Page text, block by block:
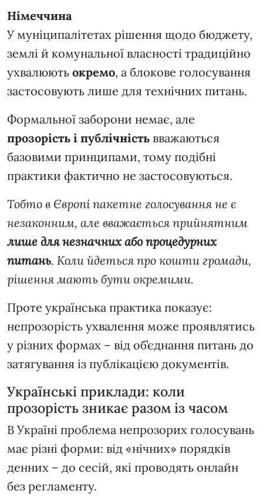
Німеччина
У муніципалітетах рішення щодо бюджету,
землі й комунальної власності традиційно
ухвалюють окремо, а блокове голосування
застосовують лише для технічних питань.
Формальної заборони немає, але
прозорість і публічність вважаються
базовими принципами, тому подібні
практики фактично не застосовуються.
Тобто в Європі пакетне голосування не є
незаконним, але вважається прийнятним
лише для незначних або процедурних
питань. Коли йдеться про кошти громади,
рішення мають бути окремими.
Проте українська практика показує:
непрозорість ухвалення може проявлятись
у різних формах – від об’єднання питань до
затягування із публікацією документів.
Українські приклади: коли
прозорість зникає разом із часом
В Україні проблема непрозорих голосувань
має різні форми: від «нічних» порядків
денних – до сесій, які проводять онлайн
без регламенту.